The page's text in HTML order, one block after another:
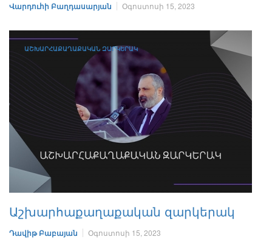
Վարդուհի Բաղդասարյան Օգոստոսի 15, 2023
ԱՇԽԱՐՀԱՔԱՂԱՔԱԿԱՆ ԶԱՐԿԵՐԱԿ
Աշխարհաքաղաքական զարկերակ
Դավիթ Բաբայան Օգոստոսի 15, 2023